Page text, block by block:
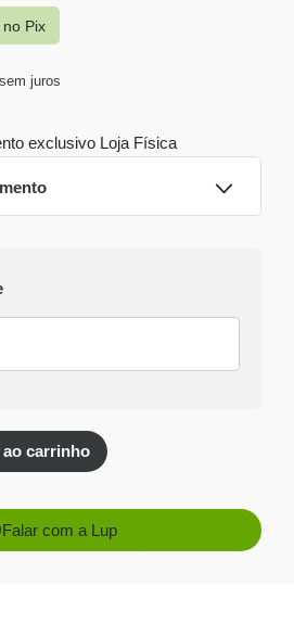
sem juros
Pix
exclusivo Loja Física
imediata
carrinho
Falar com a Lup